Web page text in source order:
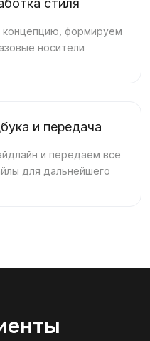
стиля
формируем
носители
и передача
и передаём все
для дальнейшего